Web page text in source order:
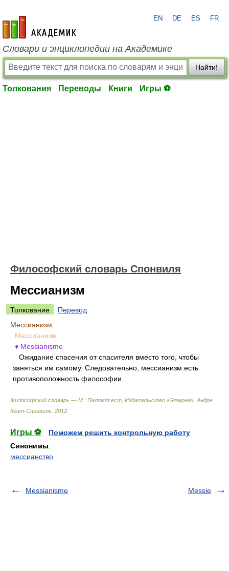
academic.ru
EN DE ES FR
Словари и энциклопедии на Академике
Найти!
Толкования Переводы Книги Игры ⚽
Философский словарь Спонвиля
Мессианизм
Толкование
Перевод
Мессианизм
Мессианизм
♦ Messianisme
Ожидание спасения от спасителя вместо того, чтобы
заняться им самому. Следовательно, мессианизм есть
противоположность философии.
Философский словарь — М.: Палимпсест, Издательство «Этерна» Андре
Конт-Спонвиль 2012
Игры ⚽
Поможем решить контрольную работу
Синонимы:
мессианство
Messianisme Messie